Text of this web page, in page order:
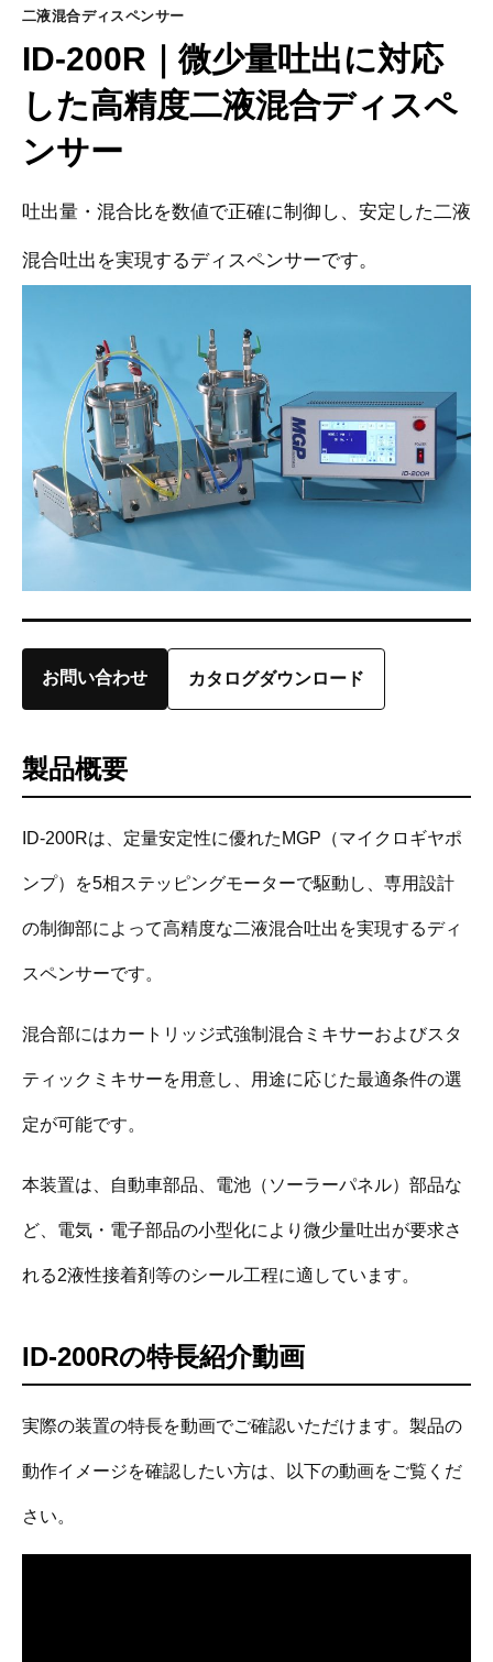
二液混合ディスペンサー
ID-200R｜微少量吐出に対応
した高精度二液混合ディスペ
ンサー
吐出量・混合比を数値で正確に制御し、安定した二液
混合吐出を実現するディスペンサーです。
お問い合わせ カタログダウンロード
製品概要
ID-200Rは、定量安定性に優れたMGP（マイクロギヤポ
ンプ）を5相ステッピングモーターで駆動し、専用設計
の制御部によって高精度な二液混合吐出を実現するディ
スペンサーです。
混合部にはカートリッジ式強制混合ミキサーおよびスタ
ティックミキサーを用意し、用途に応じた最適条件の選
定が可能です。
本装置は、自動車部品、電池（ソーラーパネル）部品な
ど、電気・電子部品の小型化により微少量吐出が要求さ
れる2液性接着剤等のシール工程に適しています。
ID-200Rの特長紹介動画
実際の装置の特長を動画でご確認いただけます。製品の
動作イメージを確認したい方は、以下の動画をご覧くだ
さい。